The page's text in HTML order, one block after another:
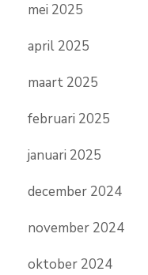
mei 2025
april 2025
maart 2025
februari 2025
januari 2025
december 2024
november 2024
oktober 2024